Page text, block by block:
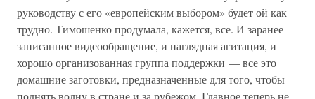
руководству с его «европейским выбором» будет ой как
трудно. Тимошенко продумала, кажется, все. И заранее
записанное видеообращение, и наглядная агитация, и
хорошо организованная группа поддержки — все это
домашние заготовки, предназначенные для того, чтобы
поднять волну в стране и за рубежом. Главное теперь не